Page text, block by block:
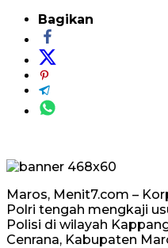
Bagikan
Maros, Menit7.com –
Polri tengah mengkaji
Polisi di wilayah
Cenrana, Kabupaten